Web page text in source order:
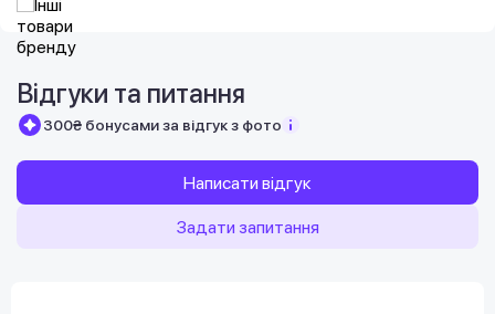
Відгуки та питання
300₴ бонусами за відгук з фото
Написати відгук
Задати запитання